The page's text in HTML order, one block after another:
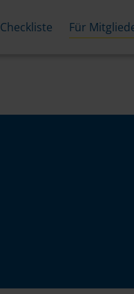
Checkliste Für